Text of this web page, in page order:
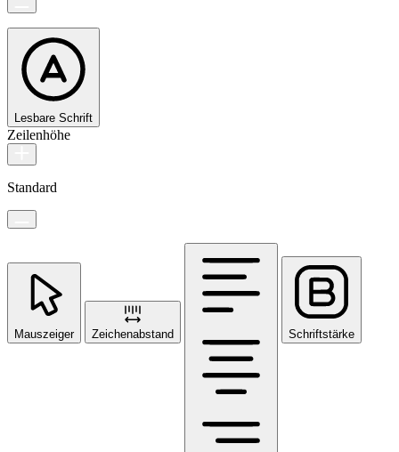
Lesbare Schrift
Zeilenhöhe
Standard
Mauszeiger Zeichenabstand Schriftstärke